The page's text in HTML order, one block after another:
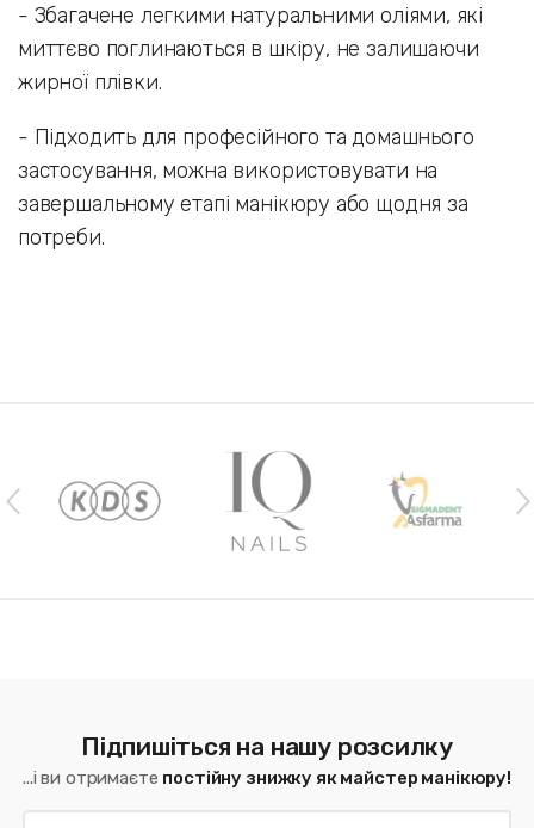
- Збагачене легкими натуральними оліями, які
миттєво поглинаються в шкіру, не залишаючи
жирної плівки.
- Підходить для професійного та домашнього
застосування, можна використовувати на
завершальному етапі манікюру або щодня за
потреби.
Підпишіться на нашу розсилку
...і ви отримаєте постійну знижку як майстер манікюру!